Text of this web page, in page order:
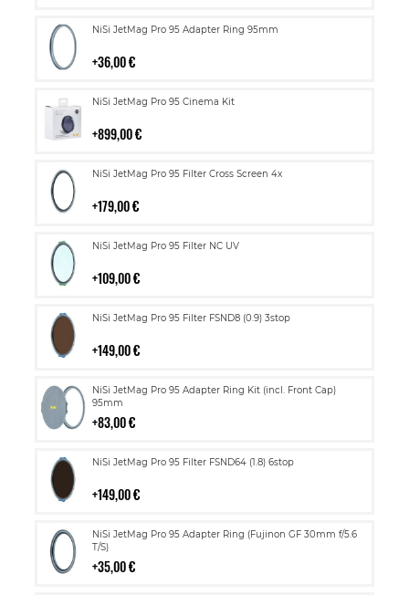
NiSi JetMag Pro 95 Adapter Ring 95mm
36,00 €
Lisää
NiSi JetMag Pro 95 Cinema Kit
899,00 €
Lisää
NiSi JetMag Pro 95 Filter Cross Screen 4x
179,00 €
Lisää
NiSi JetMag Pro 95 Filter NC UV
109,00 €
Lisää
NiSi JetMag Pro 95 Filter FSND8 (0.9) 3stop
149,00 €
Lisää
NiSi JetMag Pro 95 Adapter Ring Kit (incl. Front Cap)
95mm
83,00 €
Lisää
ostoskoriin
NiSi JetMag Pro 95 Filter FSND64 (1.8) 6stop
149,00 €
Lisää
NiSi JetMag Pro 95 Adapter Ring (Fujinon GF 30mm f/5.6
T/S)
35,00 €
Lisää
ostoskoriin